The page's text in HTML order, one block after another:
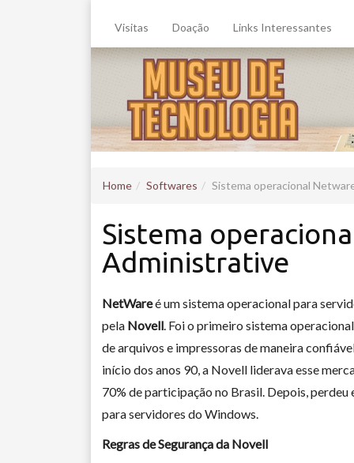
Visitas Doação Links Interessantes
Home Softwares Sistema operacional
Sistema
Administrative
NetWareé um sistema operacional para
pela Novell. Foi o primeiro sistema
de arquivos e impressoras de maneira
início dos anos 90, a Novell liderava esse
70% de participação no Brasil. Depois, perdeu
para servidores do Windows.
Regras de Segurança da Novell